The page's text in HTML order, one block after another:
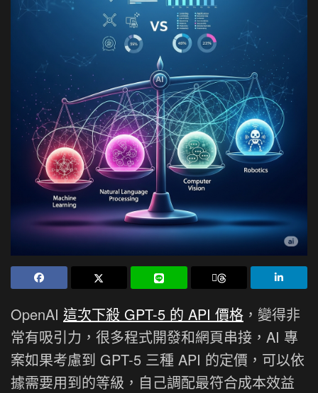
OpenAI 這次下殺 GPT-5 的 API 價格 ，變得非
常有吸引力，很多程式開發和網頁串接，AI 專
案如果考慮到 GPT-5 三種 API 的定價，可以依
據需要用到的等級，自己調配最符合成本效益